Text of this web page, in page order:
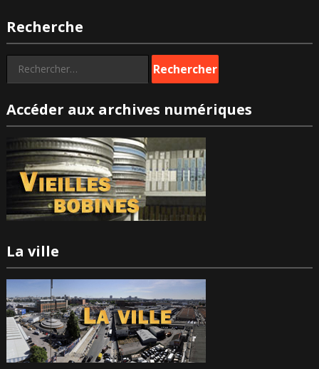
Recherche
Rechercher :
Accéder aux archives numériques
La ville